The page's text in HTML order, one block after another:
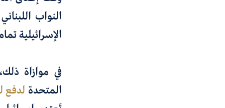
النواب
الإسرائيلية
في موازاة
المتحدة لدفع